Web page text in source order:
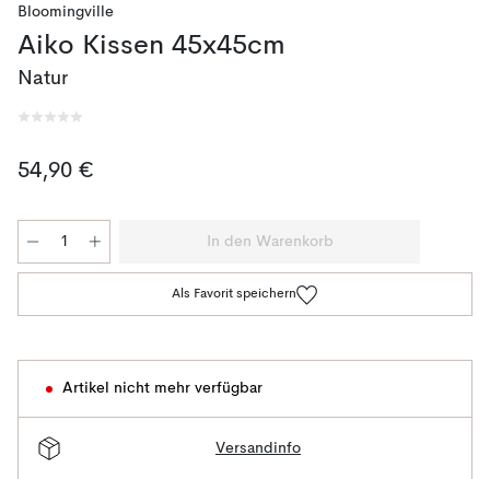
Bloomingville
Aiko Kissen 45x45cm
Natur
54,90 €
In den Warenkorb
Als Favorit speichern
Artikel nicht mehr verfügbar
Versandinfo